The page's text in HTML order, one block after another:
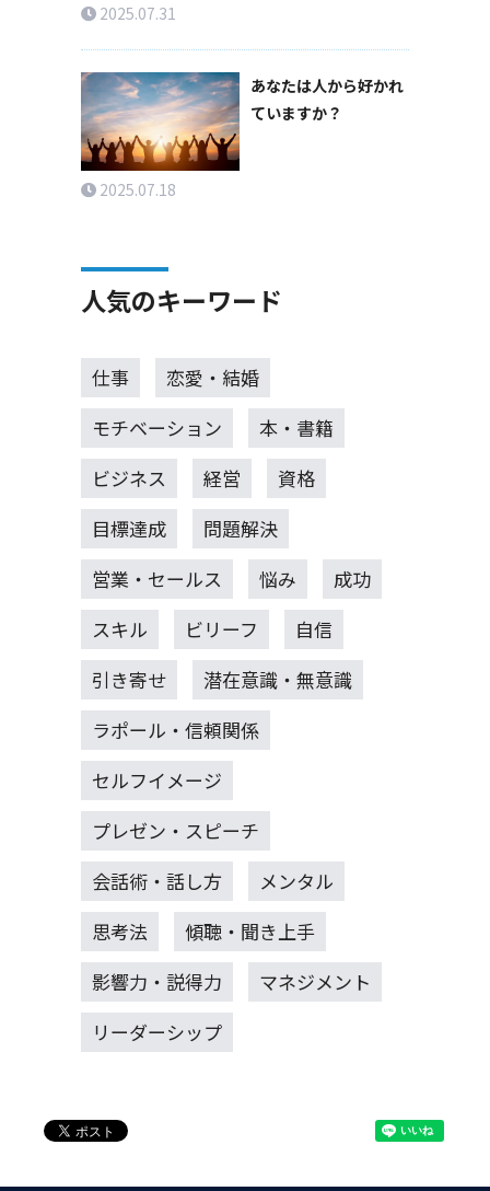
2025.07.31
あなたは人から好かれ
ていますか？
2025.07.18
人気のキーワード
仕事
恋愛・結婚
モチベーション
本・書籍
ビジネス
経営
資格
目標達成
問題解決
営業・セールス
悩み
成功
スキル
ビリーフ
自信
引き寄せ
潜在意識・無意識
ラポール・信頼関係
セルフイメージ
プレゼン・スピーチ
会話術・話し方
メンタル
思考法
傾聴・聞き上手
影響力・説得力
マネジメント
リーダーシップ